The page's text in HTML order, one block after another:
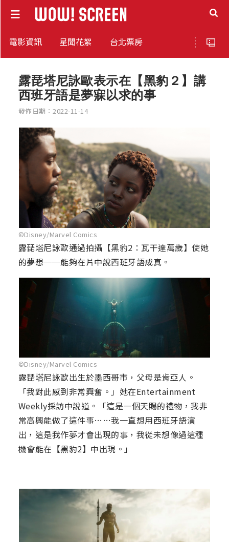
電影資訊 星聞花絮 台北票房
露琵塔尼詠歐表示在【黑豹２】講
西班牙語是夢寐以求的事
發佈日期：2022-11-14
©Disney/Marvel Comics
露琵塔尼詠歐通過拍攝【黑豹2：瓦干達萬歲】使她
的夢想──能夠在片中說西班牙語成真。
©Disney/Marvel Comics
露琵塔尼詠歐出生於墨西哥市，父母是肯亞人。
「我對此感到非常興奮。」她在Entertainment
Weekly採訪中說道。「這是一個天賜的禮物，我非
常高興能做了這件事……我一直想用西班牙語演
出，這是我作夢才會出現的事，我從未想像過這種
機會能在【黑豹2】中出現。」